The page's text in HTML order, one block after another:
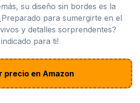
su diseño sin bordes es la
para sumergirte en el
y detalles sorprendentes?
para ti!
precio en Amazon